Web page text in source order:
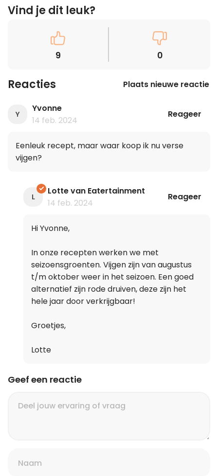
Vind je dit leuk?
9 0
Reacties Plaats nieuwe reactie
Y
Yvonne
14 feb. 2024
Reageer
Eenleuk recept, maar waar koop ik nu verse
vijgen?
L
Lotte van Eatertainment
14 feb. 2024
Reageer
Hi Yvonne,
In onze recepten werken we met
seizoensgroenten. Vijgen zijn van augustus
t/m oktober weer in het seizoen. Een goed
alternatief zijn rode druiven, deze zijn het
hele jaar door verkrijgbaar!
Groetjes,
Lotte
Geef een reactie